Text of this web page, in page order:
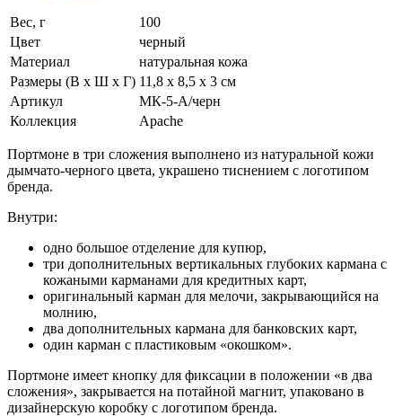
Вес, г
100
Цвет
черный
Материал
натуральная кожа
Размеры (В х Ш х Г) 11,8 х 8,5 х 3 см
Артикул
МК-5-А/черн
Коллекция
Apache
Портмоне в три сложения выполнено из натуральной кожи
дымчато-черного цвета, украшено тиснением с логотипом
бренда.
Внутри:
одно большое отделение для купюр,
три дополнительных вертикальных глубоких кармана с
кожаными карманами для кредитных карт,
оригинальный карман для мелочи, закрывающийся на
молнию,
два дополнительных кармана для банковских карт,
один карман с пластиковым «окошком».
Портмоне имеет кнопку для фиксации в положении «в два
сложения», закрывается на потайной магнит, упаковано в
дизайнерскую коробку с логотипом бренда.